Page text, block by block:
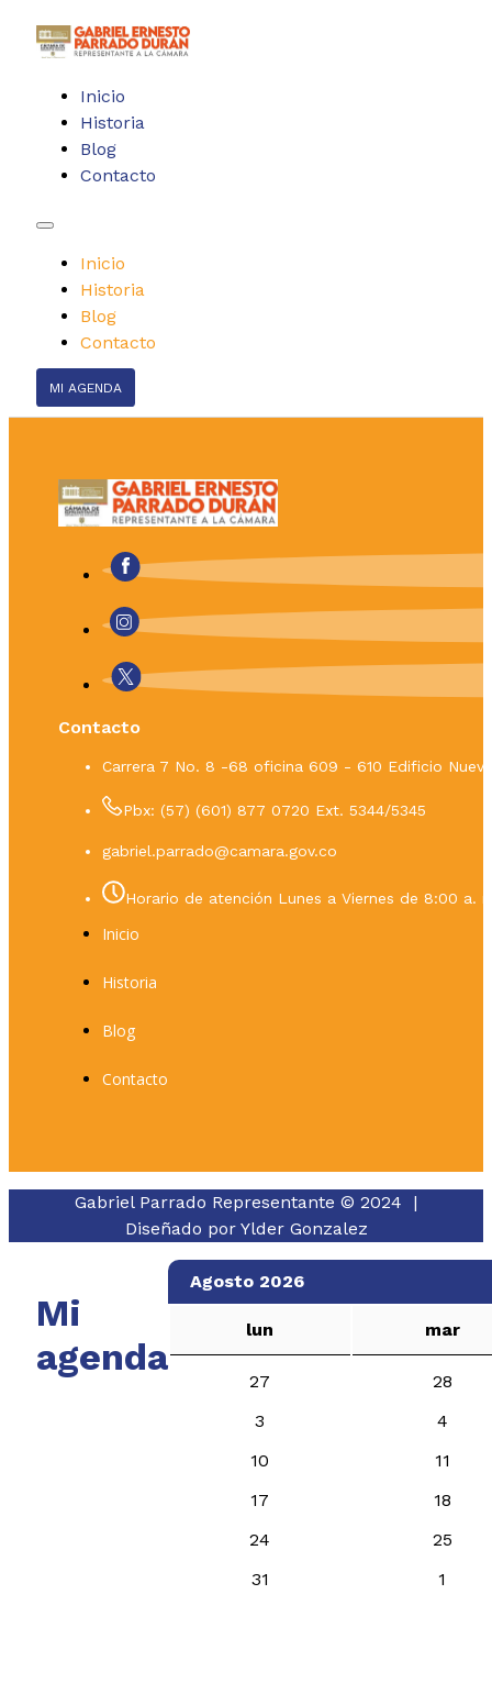
Inicio
Historia
Blog
Contacto
Inicio
Historia
Blog
Contacto
MI AGENDA
Contacto
Carrera 7 No. 8 -68 oficina 609 - 610 Edificio
Pbx: (57) (601) 877 0720 Ext. 5344/5345
gabriel.parrado@camara.gov.co
Horario de atención Lunes a Viernes de 8:00 a.
Inicio
Historia
Blog
Contacto
Gabriel Parrado Representante © 2024 |
Diseñado por Ylder Gonzalez
Mi
agenda
Agosto 2026
lun mar
27
28
3
4
10
11
17
18
24
25
31
1